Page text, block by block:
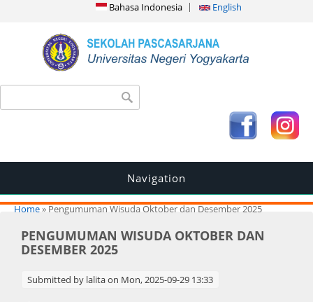
Bahasa Indonesia English
Search form
Navigation
You are here
Home» Pengumuman Wisuda Oktober dan Desember 2025
PENGUMUMAN WISUDA OKTOBER DAN
DESEMBER 2025
Submitted by lalitaon Mon, 2025-09-29 13:33